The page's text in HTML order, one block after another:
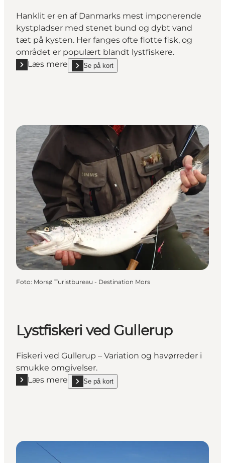
Hanklit er en af Danmarks mest imponerende
kystpladser med stenet bund og dybt vand
tæt på kysten. Her fanges ofte flotte fisk, og
området er populært blandt lystfiskere.
Læs mere
Læs mere "Fiskeri ved Hanklit"
Se på kort
show Fiskeri ved Hanklit on_map
Foto: Morsø Turistbureau - Destination Mors
Lystfiskeri ved Gullerup
Fiskeri ved Gullerup – Variation og havørreder i
smukke omgivelser.
Læs mere
Læs mere "Lystfiskeri ved Gullerup"
Se på kort
show Lystfiskeri ved Gullerup on_map